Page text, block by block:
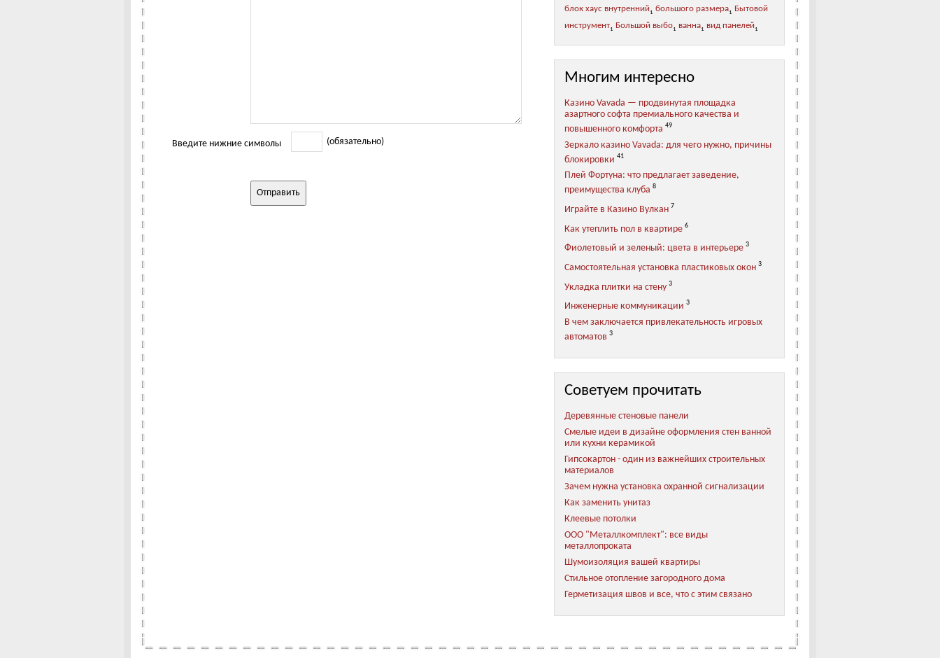
Введите нижние символы (обязательно)
блок хаус внутренний1 большого размера1
Бытовой
инструмент1 Большой выбо1 ванна1 вид панелей1
Многим интересно
Казино Vavada — продвинутая площадка
азартного софта премиального качества и
повышенного комфорта 49
Зеркало казино Vavada: для чего нужно, причины
блокировки 41
Плей Фортуна: что предлагает заведение,
преимущества клуба 8
Играйте в Казино Вулкан 7
Как утеплить пол в квартире 6
Фиолетовый и зеленый: цвета в интерьере 3
Самостоятельная установка пластиковых окон 3
Укладка плитки на стену 3
Инженерные коммуникации 3
В чем заключается привлекательность игровых
автоматов 3
Советуем прочитать
Деревянные стеновые панели
Смелые идеи в дизайне оформления стен ванной
или кухни керамикой
Гипсокартон - один из важнейших строительных
материалов
Зачем нужна установка охранной сигнализации
Как заменить унитаз
Клеевые потолки
ООО "Металлкомплект": все виды
металлопроката
Шумоизоляция вашей квартиры
Стильное отопление загородного дома
Герметизация швов и все, что с этим связано